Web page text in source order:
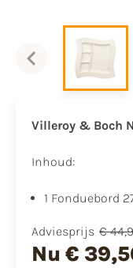
Villeroy & Boch
Inhoud:
​1 Fonduebord
Adviesprijs €
Nu €